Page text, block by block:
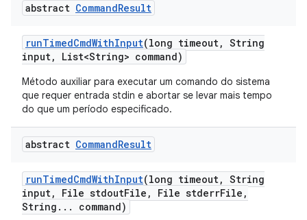
abstract CommandResult
runTimedCmdWithInput(long timeout, String
input, List<String> command)
Método auxiliar para executar um comando do sistema
que requer entrada stdin e abortar se levar mais tempo
do que um período especificado.
abstract CommandResult
runTimedCmdWithInput(long timeout, String
input, File stdoutFile , File stderrFile ,
String . . . command)